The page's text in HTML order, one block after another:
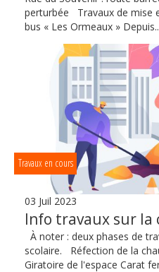
perturbée Travaux de mise
bus « Les Ormeaux »
Travaux en cours
03 Juil 2023
Info travaux sur la
À noter : deux phases de
scolaire. Réfection de la
Giratoire de l'espace Carat